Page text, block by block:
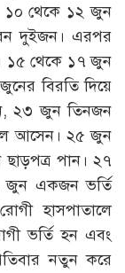
১০ থেকে ১২ জুন
দুইজন। এরপর
১৫ থেকে ১৭ জুন
বিরতি দিয়ে
২৩ জুন তিনজন
আসেন। ২৫ জুন
পান। ২৭
একজন ভর্তি
হাসপাতালে
ভর্তি হন এবং
নতুন করে